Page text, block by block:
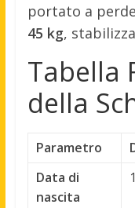
portato a
45 kg,
Tabella
della
Parametro
Data di
nascita